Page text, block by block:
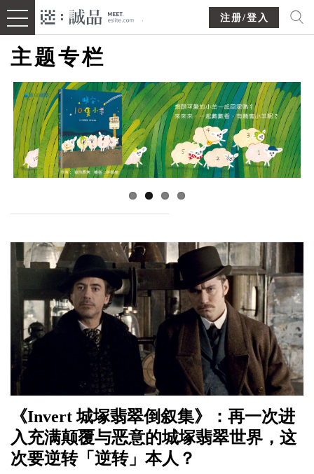
注册/登入
主题专栏
《Invert 城塚翡翠倒叙集》：再一次进
入充满颠覆与恶意的城塚翡翠世界，这
次要逆转「逆转」本人？